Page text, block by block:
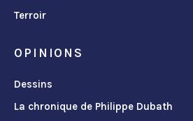
Terroir
OPINIONS
Dessins
La chronique de Philippe Dubath